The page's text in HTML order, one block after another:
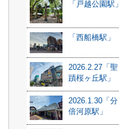
「戸越公園駅」
「西船橋駅」
2026.2.27「聖
蹟桜ヶ丘駅」
2026.1.30「分
倍河原駅」